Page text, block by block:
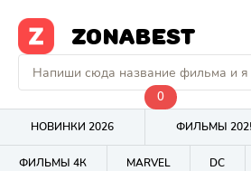
ZONABEST
НОВИНКИ 2026
0
ФИЛЬМЫ
ФИЛЬМЫ 4К MARVEL DC